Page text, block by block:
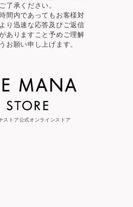
了承ください。
間内であってもお客様対
り迅速な応答及びご返信
ありますこと予めご理解
お願い申し上げます。
ストア公式オンラインストア